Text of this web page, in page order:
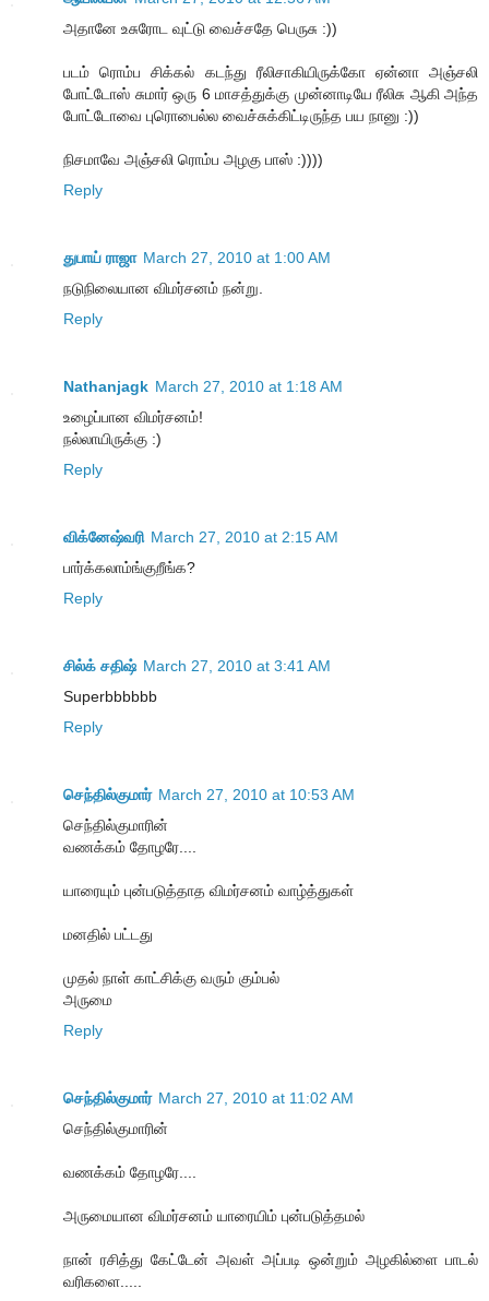
அதானே உசுரோட வுட்டு வைச்சதே பெருசு :))
படம் ரொம்ப சிக்கல் கடந்து ரீலிசாகியிருக்கோ ஏன்னா அஞ்சலி
போட்டோஸ் சுமார் ஒரு 6 மாசத்துக்கு முன்னாடியே ரீலிசு ஆகி அந்த
போட்டோவை புரொபைல்ல வைச்சுக்கிட்டிருந்த பய நானு :))
நிசமாவே அஞ்சலி ரொம்ப அழகு பாஸ் :))))
Reply
துபாய் ராஜா March 27, 2010 at 1:00 AM
நடுநிலையான விமர்சனம் நன்று.
Reply
Nathanjagk March 27, 2010 at 1:18 AM
உ​ழைப்பான விமர்சனம்!
நல்லாயிருக்கு :)
Reply
விக்னேஷ்வரி March 27, 2010 at 2:15 AM
பார்க்கலாம்ங்குறீங்க?
Reply
சில்க் சதிஷ் March 27, 2010 at 3:41 AM
Superbbbbbb
Reply
செந்தில்குமார் March 27, 2010 at 10:53 AM
செந்தில்குமாரின்
வணக்கம் தோழரே....
யாரையும் புன்படுத்தாத விமர்சனம் வாழ்த்துகள்
மனதில் பட்டது
முதல் நாள் காட்சிக்கு வரும் கும்பல்
அருமை
Reply
செந்தில்குமார் March 27, 2010 at 11:02 AM
செந்தில்குமாரின்
வணக்கம் தோழரே....
அருமையான விமர்சனம் யாரையிம் புன்படுத்தமல்
நான் ரசித்து கேட்டேன் அவள் அப்படி ஒன்றும் அழகில்ளை பாடல்
வரிகளை.....